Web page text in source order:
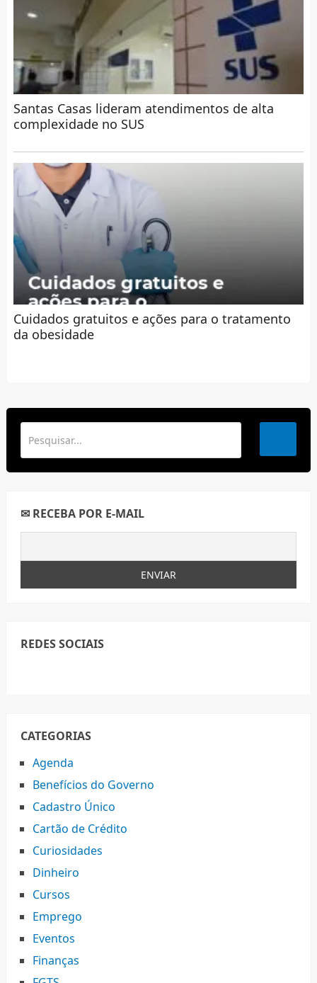
Santas Casas lideram atendimentos de alta
complexidade no SUS
Cuidados gratuitos e ações para o tratamento
da obesidade
✉ RECEBA POR E-MAIL
REDES SOCIAIS
CATEGORIAS
Agenda
Benefícios do Governo
Cadastro Único
Cartão de Crédito
Curiosidades
Dinheiro
Cursos
Emprego
Eventos
Finanças